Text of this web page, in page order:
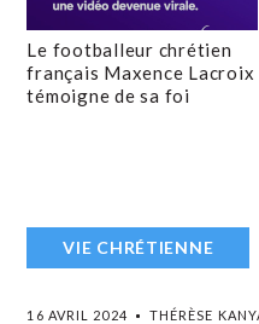
Le footballeur chrétien
français Maxence Lacroix
témoigne de sa foi
VIE CHRÉTIENNE
16 AVRIL 2024 THÉRÈSE